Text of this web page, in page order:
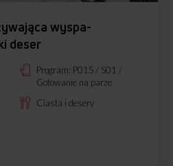
wyspa-
deser
Program: P01S / S01 /
Gotowanie na parze
Ciasta i desery